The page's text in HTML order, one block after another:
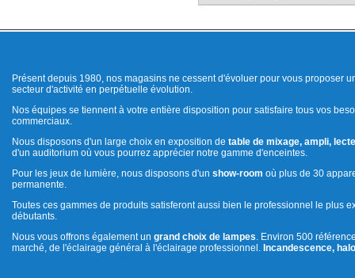
Présent depuis 1980, nos magasins ne cessent d'évoluer pour vous proposer
secteur d'activité en perpétuelle évolution.
Nos équipes se tiennent à votre entière disposition pour satisfaire tous vos
commerciaux.
Nous disposons d'un large choix en exposition de table de mixage, ampli,
d'un auditorium où vous pourrez apprécier notre gamme d'enceintes.
Pour les jeux de lumière, nous disposons d'un show-room où plus de 30
permanente.
Toutes ces gammes de produits satisferont aussi bien le professionnel le plus
débutants.
Nous vous offrons également un grand choix de lampes. Environ 500
marché, de l'éclairage général à l'éclairage professionnel. Incandescence,